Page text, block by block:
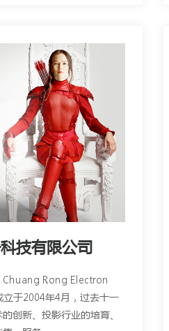
技有限公司
Chuang Rong Electron
立于2004年4月，过去十一
创新、投影行业的培育、